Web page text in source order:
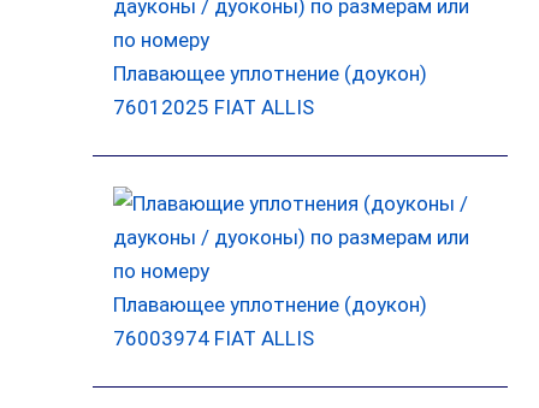
Плавающее уплотнение (доукон)
76012025 FIAT ALLIS
Плавающее уплотнение (доукон)
76003974 FIAT ALLIS